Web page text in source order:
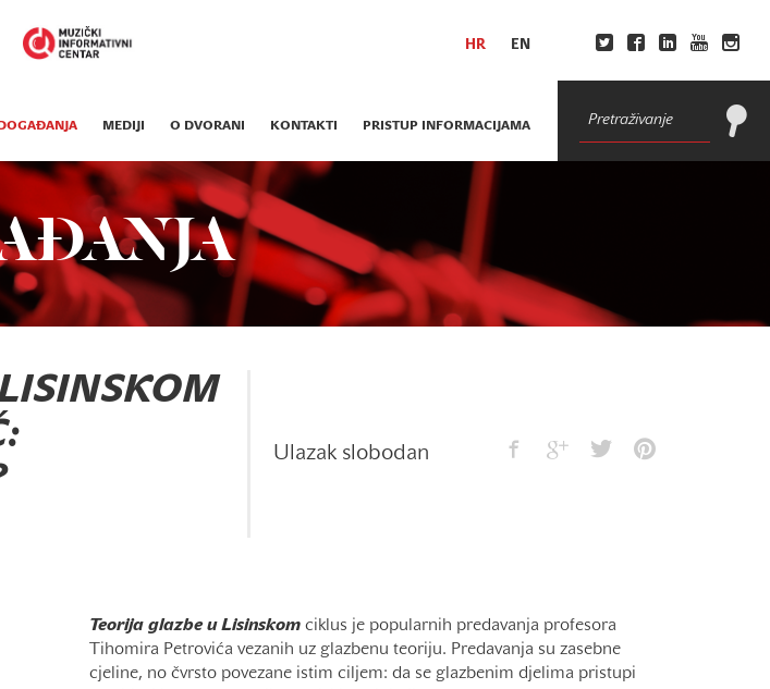
HR EN
DOGAĐANJA MEDIJI O DVORANI KONTAKTI PRISTUP INFORMACIJAMA
Ulazak slobodan
Teorija glazbe u Lisinskomciklus je popularnih predavanja profesora
Tihomira Petrovića vezanih uz glazbenu teoriju. Predavanja su zasebne
cjeline, no čvrsto povezane istim ciljem: da se glazbenim djelima pristupi